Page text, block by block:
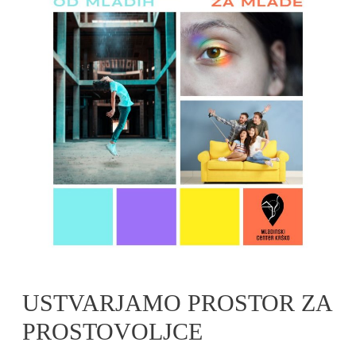
USTVARJAMO PROSTOR ZA
PROSTOVOLJCE
PROSTOVOLJCE